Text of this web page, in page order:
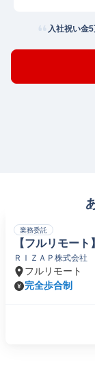
入社祝い金
業務委託
【フルリモー
ＲＩＺＡＰ株式会社
フルリモート
完全歩合制